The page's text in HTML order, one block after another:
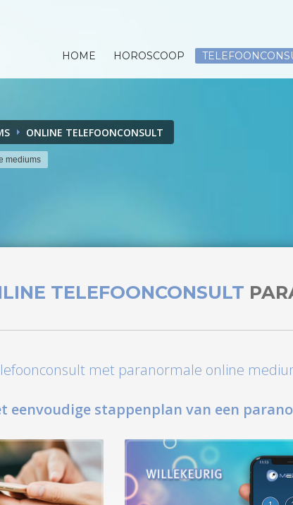
HOME HOROSCOOP
ONLINE TELEFOONCONSULT
mediums
TELEFOONCONSULT
met paranormale online
eenvoudige stappenplan van een